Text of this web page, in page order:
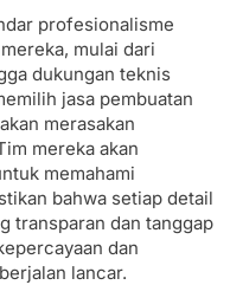
profesionalisme
mulai dari
dukungan teknis
jasa pembuatan
merasakan
mereka akan
memahami
bahwa setiap detail
transparan dan tanggap
dan
lancar.